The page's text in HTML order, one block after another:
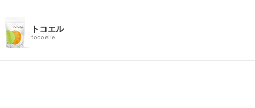
トコエル
tocoelle